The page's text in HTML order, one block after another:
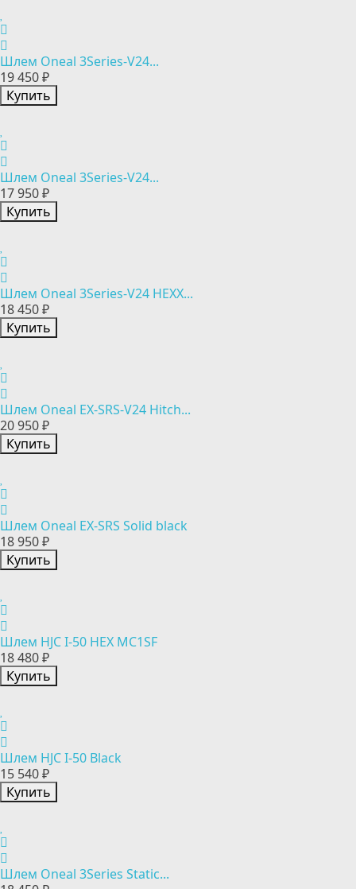
Шлем Oneal 3Series-V24...
19 450 ₽
Купить
Шлем Oneal 3Series-V24...
17 950 ₽
Купить
Шлем Oneal 3Series-V24 HEXX...
18 450 ₽
Купить
Шлем Oneal EX-SRS-V24 Hitch...
20 950 ₽
Купить
Шлем Oneal EX-SRS Solid black
18 950 ₽
Купить
Шлем HJC I-50 HEX MC1SF
18 480 ₽
Купить
Шлем HJC I-50 Black
15 540 ₽
Купить
Шлем Oneal 3Series Static...